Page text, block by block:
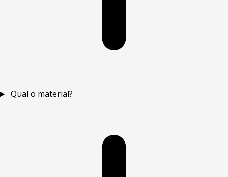
Qual o material?